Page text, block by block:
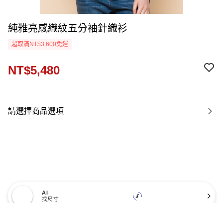
純雅亮感織紋五分袖針織衫
超取滿NT$3,600免運
NT$5,480
請選擇商品選項
AI
找尺寸